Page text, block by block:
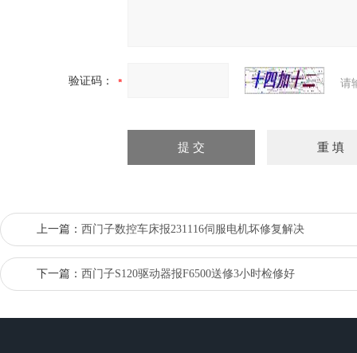
验证码： 请
上一篇： 西门子数控车床报231116伺服电机坏修复解决
下一篇： 西门子S120驱动器报F6500送修3小时检修好